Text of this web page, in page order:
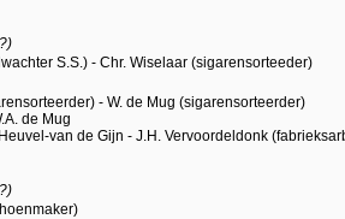
S.S.) - Chr. Wiselaar (sigarensorteeder)
- W. de Mug (sigarensorteerder)
de Mug
van de Gijn - J.H. Vervoordeldonk